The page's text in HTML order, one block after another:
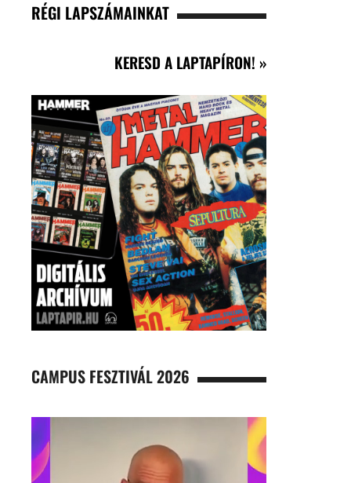
RÉGI LAPSZÁMAINKAT
KERESD A LAPTAPÍRON! »
CAMPUS FESZTIVÁL 2026